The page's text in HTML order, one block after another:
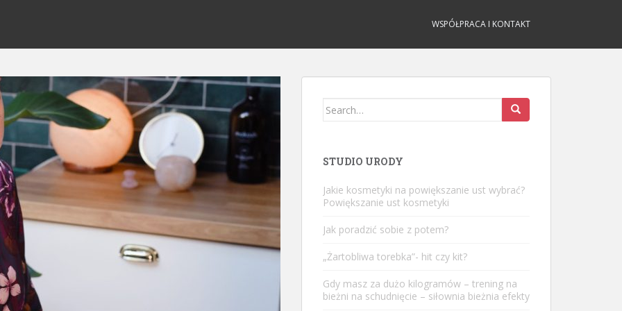
WSPÓŁPRACA I KONTAKT
Search
STUDIO URODY
Jakie kosmetyki na powiększanie ust wybrać?
Powiększanie ust kosmetyki
Jak poradzić sobie z potem?
„Żartobliwa torebka”- hit czy kit?
Gdy masz za dużo kilogramów – trening na
bieżni na schudnięcie – siłownia bieżnia efekty